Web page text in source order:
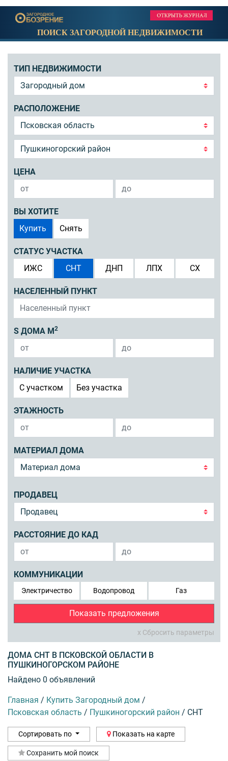
ПОИСК ЗАГОРОДНОЙ НЕДВИЖИМОСТИ
ТИП НЕДВИЖИМОСТИ
РАСПОЛОЖЕНИЕ
ЦЕНА
ВЫ ХОТИТЕ
Купить
Снять
СТАТУС УЧАСТКА
ИЖС
СНТ ДНП ЛПХ СХ
НАСЕЛЕННЫЙ ПУНКТ
S ДОМА М 2
НАЛИЧИЕ УЧАСТКА
C участком
Без участка
ЭТАЖНОСТЬ
МАТЕРИАЛ ДОМА
ПРОДАВЕЦ
РАССТОЯНИЕ ДО КАД
КОММУНИКАЦИИ
Электричество Водопровод Газ
Показать предложения
x Сбросить параметры
ДОМА СНТ В ПСКОВСКОЙ ОБЛАСТИ В
ПУШКИНОГОРСКОМ РАЙОНЕ
Найдено 0 объявлений
Главная / Купить Загородный дом /
Псковская область / Пушкиногорский район / СНТ
Сортировать по Показать на карте
Сохранить мой поиск